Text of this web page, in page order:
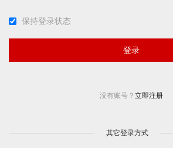
保持登录状态
登录
没有账号？ 立即注册
其它登录方式